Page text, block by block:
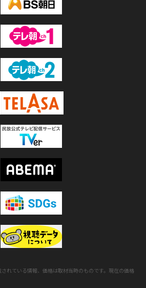
れている情報、価格は取材当時のものです。現在の価格